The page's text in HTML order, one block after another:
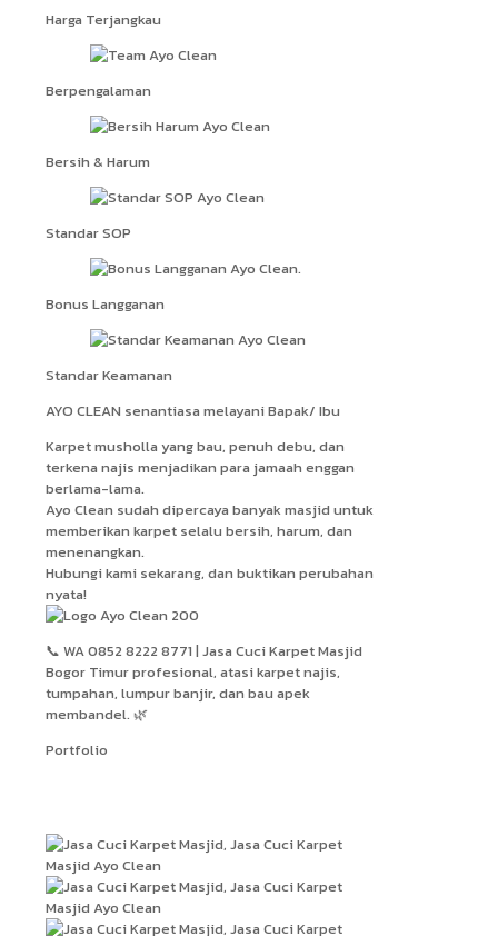
Harga Terjangkau
Berpengalaman
Bersih & Harum
Standar SOP
Bonus Langganan
Standar Keamanan
AYO CLEAN senantiasa melayani Bapak/ Ibu
Karpet musholla yang bau, penuh debu, dan
terkena najis menjadikan para jamaah enggan
berlama-lama.
Ayo Clean sudah dipercaya banyak masjid untuk
memberikan karpet selalu bersih, harum, dan
menenangkan.
Hubungi kami sekarang, dan buktikan perubahan
nyata!
📞 WA 0852 8222 8771 | Jasa Cuci Karpet Masjid
Bogor Timur profesional, atasi karpet najis,
tumpahan, lumpur banjir, dan bau apek
membandel. 🌿
Portfolio